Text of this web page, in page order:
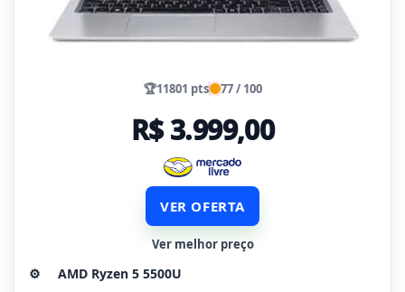
🏆11801 pts 77 / 100
R$ 3.999,00
VER OFERTA
Ver melhor preço
⚙️
AMD Ryzen 5 5500U